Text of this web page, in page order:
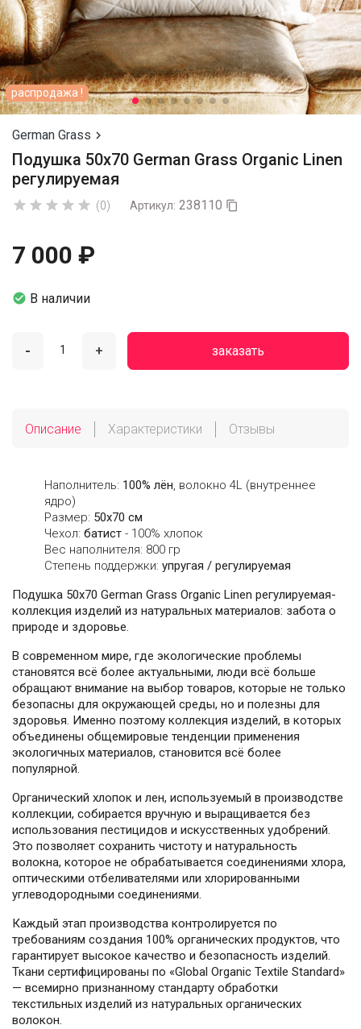
распродажа !
German Grass 
Подушка 50х70 German Grass Organic Linen
регулируемая
     (0) Артикул: 238110 
7 000 ₽
 В наличии
- + заказать
Описание Характеристики Отзывы
Наполнитель: 100% лён, волокно 4L (внутреннее
ядро)
Размер: 50х70 см
Чехол: батист - 100% хлопок
Вес наполнителя: 800 гр
Степень поддержки: упругая / регулируемая
Подушка 50х70 German Grass Organic Linen регулируемая-
коллекция изделий из натуральных материалов: забота о
природе и здоровье.
В современном мире, где экологические проблемы
становятся всё более актуальными, люди всё больше
обращают внимание на выбор товаров, которые не только
безопасны для окружающей среды, но и полезны для
здоровья. Именно поэтому коллекция изделий, в которых
объединены общемировые тенденции применения
экологичных материалов, становится всё более
популярной.
Органический хлопок и лен, используемый в производстве
коллекции, собирается вручную и выращивается без
использования пестицидов и искусственных удобрений.
Это позволяет сохранить чистоту и натуральность
волокна, которое не обрабатывается соединениями хлора,
оптическими отбеливателями или хлорированными
углеводородными соединениями.
Каждый этап производства контролируется по
требованиям создания 100% органических продуктов, что
гарантирует высокое качество и безопасность изделий.
Ткани сертифицированы по «Global Organic Textile Standard»
— всемирно признанному стандарту обработки
текстильных изделий из натуральных органических
волокон.